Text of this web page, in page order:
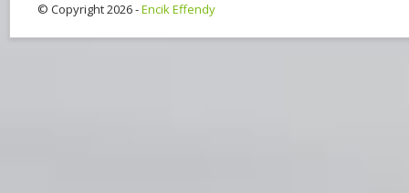
© Copyright 2026 -Encik Effendy